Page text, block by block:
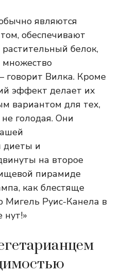
являются
обеспечивают
белок,
говорит Вилка. Кроме
эффект делает их
вариантом для тех,
голодая. Они
диеты и
на второе
пирамиде
как блестяще
Мигель Руис-Канела в
нут!»